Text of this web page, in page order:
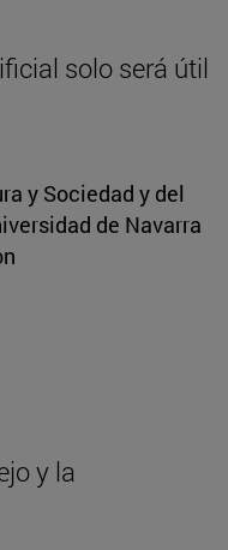
solo será útil
y Sociedad y del
de Navarra
y la